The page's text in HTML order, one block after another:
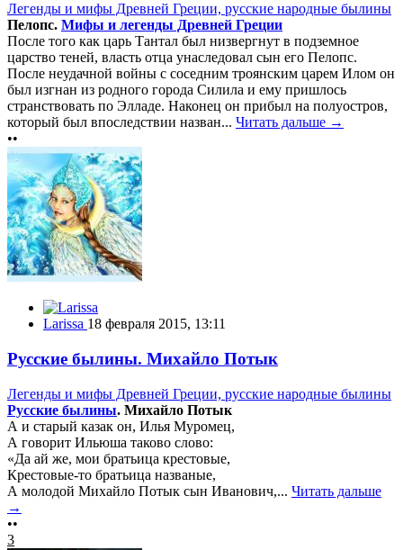
Легенды и мифы Древней Греции, русские народные былины
Пелопс. Мифы и легенды Древней Греции
После того как царь Тантал был низвергнут в подземное
царство теней, власть отца унаследовал сын его Пелопс.
После неудачной войны с соседним троянским царем Илом он
был изгнан из родного города Силила и ему пришлось
странствовать по Элладе. Наконец он прибыл на полуостров,
который был впоследствии назван... Читать дальше →
••
Larissa 18 февраля 2015, 13:11
Русские былины. Михайло Потык
Легенды и мифы Древней Греции, русские народные былины
Русские былины. Михайло Потык
А и старый казак он, Илья Муромец,
А говорит Ильюша таково слово:
«Да ай же, мои братьица крестовые,
Крестовые‑то братьица названые,
А молодой Михайло Потык сын Иванович,... Читать дальше
→
••
3